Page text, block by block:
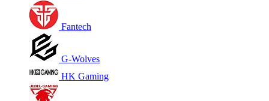
Fantech
G-Wolves
HK Gaming